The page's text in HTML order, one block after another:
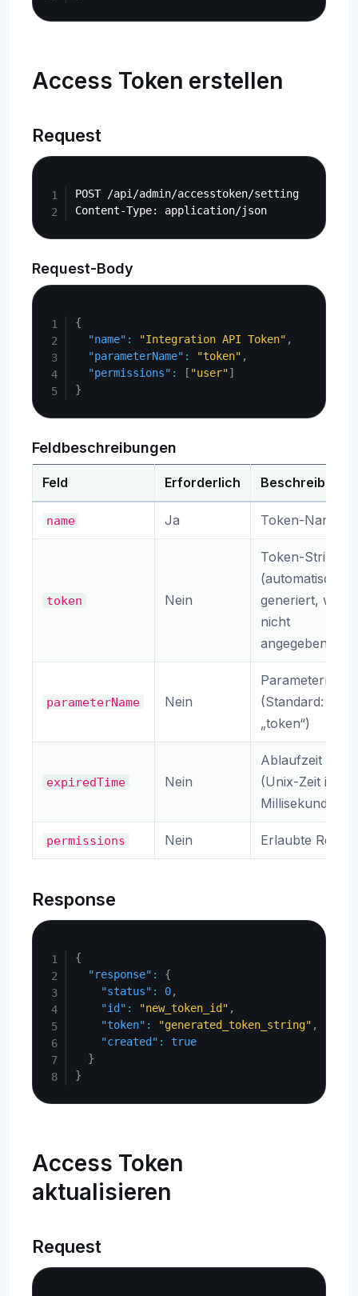
Access Token erstellen
Request
POST /api/admin/accesstoken/setting
Request-Body
{
"name" : "Integration API Token" ,
"parameterName" : "token" ,
"permissions" : [ "user"]
}
Feldbeschreibungen
Feld Erforderlich Beschreibung
name Ja Token-Name
token Nein
Token-String
(automatisch
generiert, wenn
nicht
angegeben)
parameterName Nein
Parametername
(Standard:
„token“)
expiredTime Nein
Ablaufzeit
(Unix-Zeit in
Millisekunden)
permissions Nein Erlaubte Rollen
Response
{
"response" :
{
"status" : 0,
"id" : "new_token_id" ,
"token" : "generated_token_string" ,
"created" :
true
}
}
Access Token
aktualisieren
Request